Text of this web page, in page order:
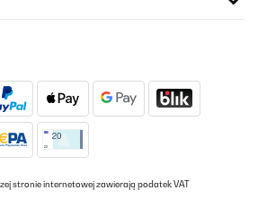
mode and it's efficient enough. Looks good
15/10/2025
stronie internetowej zawierają podatek VAT